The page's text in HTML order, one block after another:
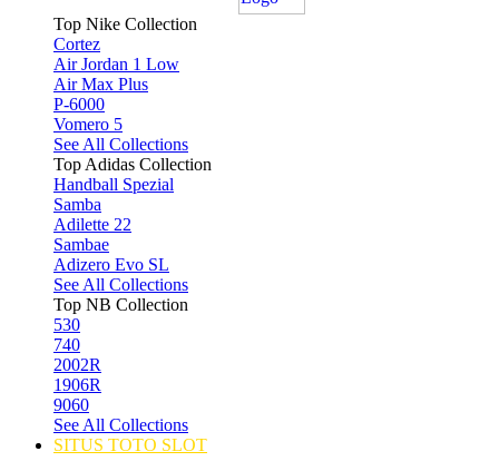
Top Nike Collection
Cortez
Air Jordan 1 Low
Air Max Plus
P-6000
Vomero 5
See All Collections
Top Adidas Collection
Handball Spezial
Samba
Adilette 22
Sambae
Adizero Evo SL
See All Collections
Top NB Collection
530
740
2002R
1906R
9060
See All Collections
SITUS TOTO SLOT